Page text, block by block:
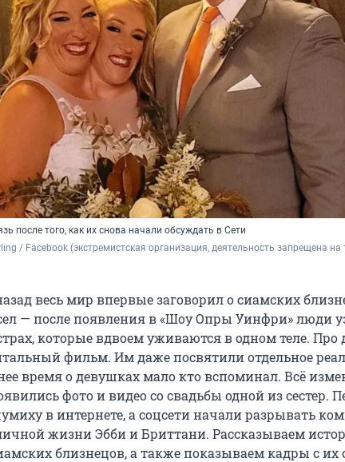
после того, как их снова начали обсуждать в Сети
/ Facebook (экстремистская организация, деятельность запрещена на
весь мир впервые заговорил о сиамских
— после появления в «Шоу Опры Уинфри» люди
которые вдвоем уживаются в одном теле. Про
фильм. Им даже посвятили отдельное
время о девушках мало кто вспоминал. Всё
фото и видео со свадьбы одной из сестер.
в интернете, а соцсети начали разрывать
жизни Эбби и Бриттани. Рассказываем
близнецов, а также показываем кадры с их